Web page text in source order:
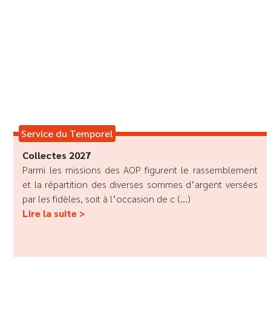
Service du Temporel
Collectes 2027
Parmi les missions des AOP figurent le rassemblement
et la répartition des diverses sommes d’argent versées
par les fidèles, soit à l’occasion de c (...)
Lire la suite >